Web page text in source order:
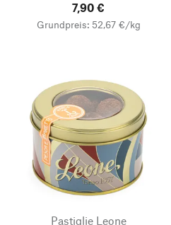
7,90 €
Grundpreis: 52,67 €/kg
Pastiglie Leone